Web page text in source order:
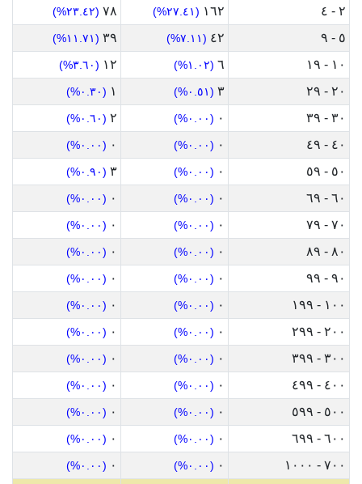
٢ - ٤ ١٦٢ (٢٧.٤١%) ٧٨ (٢٣.٤٢%)
٥ - ٩ ٤٢ (٧.١١%) ٣٩ (١١.٧١%)
١٠ - ١٩ ٦ (١.٠٢%) ١٢ (٣.٦٠%)
٢٠ - ٢٩ ٣ (٠.٥١%) ١ (٠.٣٠%)
٣٠ - ٣٩ ٠ (٠.٠٠%) ٢ (٠.٦٠%)
٤٠ - ٤٩ ٠ (٠.٠٠%) ٠ (٠.٠٠%)
٥٠ - ٥٩ ٠ (٠.٠٠%) ٣ (٠.٩٠%)
٦٠ - ٦٩ ٠ (٠.٠٠%) ٠ (٠.٠٠%)
٧٠ - ٧٩ ٠ (٠.٠٠%) ٠ (٠.٠٠%)
٨٠ - ٨٩ ٠ (٠.٠٠%) ٠ (٠.٠٠%)
٩٠ - ٩٩ ٠ (٠.٠٠%) ٠ (٠.٠٠%)
١٠٠ - ١٩٩ ٠ (٠.٠٠%) ٠ (٠.٠٠%)
٢٠٠ - ٢٩٩ ٠ (٠.٠٠%) ٠ (٠.٠٠%)
٣٠٠ - ٣٩٩ ٠ (٠.٠٠%) ٠ (٠.٠٠%)
٤٠٠ - ٤٩٩ ٠ (٠.٠٠%) ٠ (٠.٠٠%)
٥٠٠ - ٥٩٩ ٠ (٠.٠٠%) ٠ (٠.٠٠%)
٦٠٠ - ٦٩٩ ٠ (٠.٠٠%) ٠ (٠.٠٠%)
٧٠٠ - ١٠٠٠ ٠ (٠.٠٠%) ٠ (٠.٠٠%)